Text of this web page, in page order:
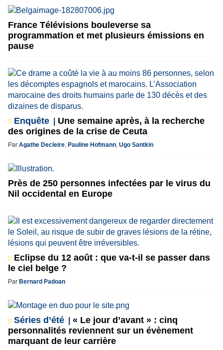
France Télévisions bouleverse sa
programmation et met plusieurs émissions en
pause
Enquête
Une semaine après, à la recherche
des origines de la crise de Ceuta
Par Agathe Decleire, Pauline Hofmann, Ugo Santkin
Près de 250 personnes infectées par le virus du
Nil occidental en Europe
Eclipse du 12 août : que va-t-il se passer dans
le ciel belge ?
Par Bernard Padoan
Séries d’été
« Le jour d’avant » : cinq
personnalités reviennent sur un évènement
marquant de leur carrière